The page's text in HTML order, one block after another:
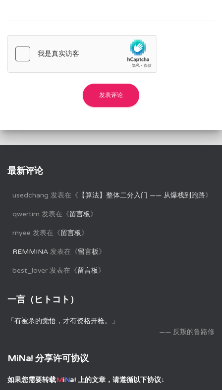
最新评论
usedchang 发表在《 【算法】整体二分入门 —— 从爆栈到跑路》
qwertim 发表在《留言板》
myee 发表在《留言板》
REMMINA 发表在《留言板》
best_lover 发表在《留言板》
一言（ヒトコト）
「有被杀的觉悟，才有资格开枪。」
—— 反叛的鲁路修
MiNa! 分享许可协议
如果您需要转载MiNa! 上的文章，请遵循以下协议↓